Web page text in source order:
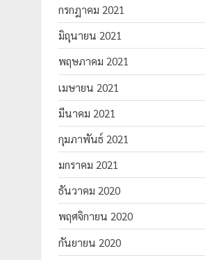
กรกฎาคม 2021
มิถุนายน 2021
พฤษภาคม 2021
เมษายน 2021
มีนาคม 2021
กุมภาพันธ์ 2021
มกราคม 2021
ธันวาคม 2020
พฤศจิกายน 2020
กันยายน 2020